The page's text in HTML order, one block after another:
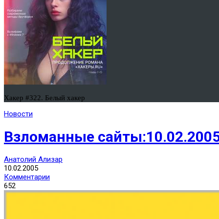
Хакер #322. Белый хакер
Новости
Взломанные
Анатолий Ализар
10.02.2005
Комментарии
652